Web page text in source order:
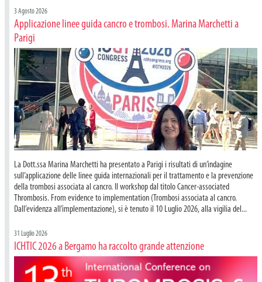
3 Agosto 2026
Applicazione linee guida cancro e trombosi. Marina Marchetti a
Parigi
La Dott.ssa Marina Marchetti ha presentato a Parigi i risultati di un’indagine
sull’applicazione delle linee guida internazionali per il trattamento e la prevenzione
della trombosi associata al cancro. Il workshop dal titolo Cancer-associated
Thrombosis. From evidence to implementation (Trombosi associata al cancro.
Dall’evidenza all’implementazione), si è tenuto il 10 Luglio 2026, alla vigilia del...
31 Luglio 2026
ICHTIC 2026 a Bergamo ha raccolto grande attenzione